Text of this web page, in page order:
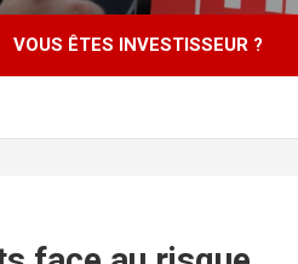
VOUS ÊTES INVESTISSEUR ?